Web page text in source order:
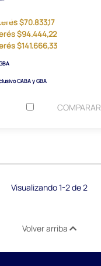
$70.833,17
$94.444,22
$141.666,33
CABA y GBA
COMPARAR
Visualizando 1-2 de 2
Volver arriba